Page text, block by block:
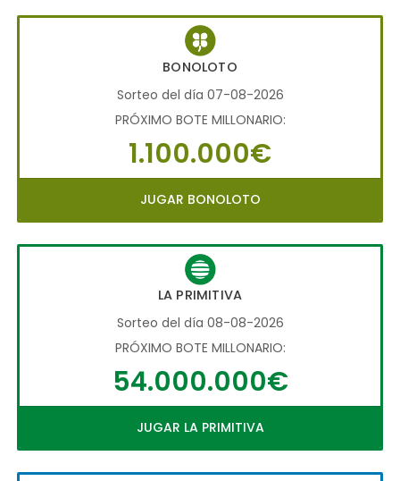
BONOLOTO
Sorteo del día 07-08-2026
PRÓXIMO BOTE MILLONARIO:
1.100.000€
JUGAR BONOLOTO
LA PRIMITIVA
Sorteo del día 08-08-2026
PRÓXIMO BOTE MILLONARIO:
54.000.000€
JUGAR LA PRIMITIVA